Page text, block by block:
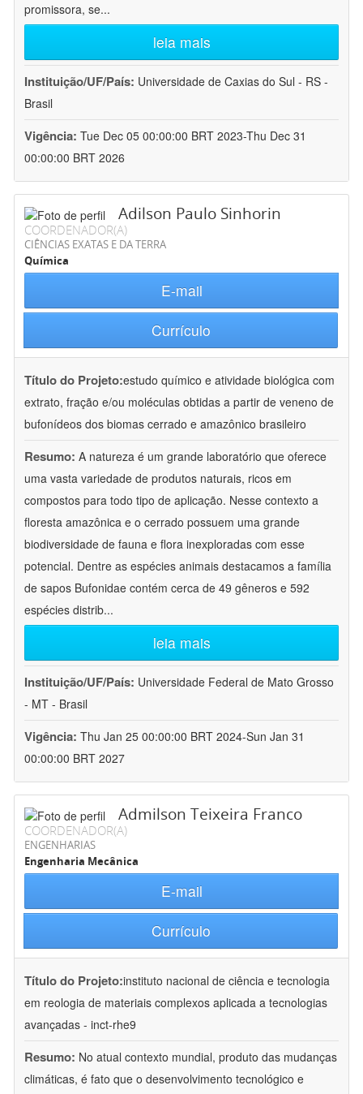
promissora, se...
leia mais
Instituição/UF/País: Universidade de Caxias do Sul - RS -
Brasil
Vigência: Tue Dec 05 00:00:00 BRT 2023-Thu Dec 31
00:00:00 BRT 2026
Adilson Paulo Sinhorin
COORDENADOR(A)
CIÊNCIAS EXATAS E DA TERRA
Química
E-mail
Currículo
Título do Projeto:estudo químico e atividade biológica com
extrato, fração e/ou moléculas obtidas a partir de veneno de
bufonídeos dos biomas cerrado e amazônico brasileiro
Resumo: A natureza é um grande laboratório que oferece
uma vasta variedade de produtos naturais, ricos em
compostos para todo tipo de aplicação. Nesse contexto a
floresta amazônica e o cerrado possuem uma grande
biodiversidade de fauna e flora inexploradas com esse
potencial. Dentre as espécies animais destacamos a família
de sapos Bufonidae contém cerca de 49 gêneros e 592
espécies distrib...
leia mais
Instituição/UF/País: Universidade Federal de Mato Grosso
- MT - Brasil
Vigência: Thu Jan 25 00:00:00 BRT 2024-Sun Jan 31
00:00:00 BRT 2027
Admilson Teixeira Franco
COORDENADOR(A)
ENGENHARIAS
Engenharia Mecânica
E-mail
Currículo
Título do Projeto:instituto nacional de ciência e tecnologia
em reologia de materiais complexos aplicada a tecnologias
avançadas - inct-rhe9
Resumo: No atual contexto mundial, produto das mudanças
climáticas, é fato que o desenvolvimento tecnológico e